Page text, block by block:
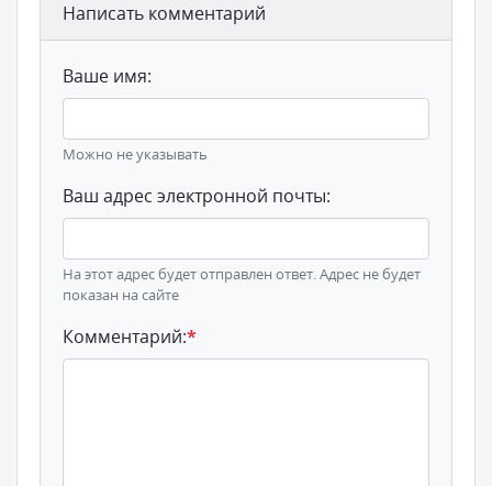
Написать комментарий
Ваше имя:
Можно не указывать
Ваш адрес электронной почты:
На этот адрес будет отправлен ответ. Адрес не будет
показан на сайте
Комментарий:*